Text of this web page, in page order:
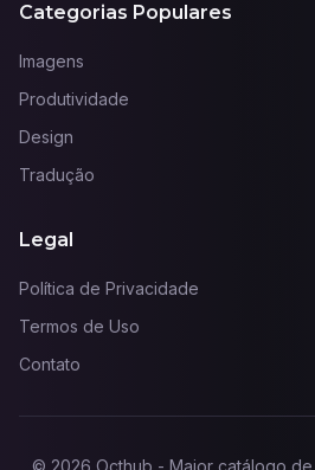
Categorias Populares
Imagens
Produtividade
Design
Tradução
Legal
Política de Privacidade
Termos de Uso
Contato
© 2026 Octhub - Maior catálogo de